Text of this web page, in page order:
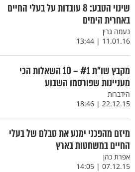
שינוי הטבע: 8 עובדות על בעלי החיים
באחרית הימים
נעמה גרין
11.01.16 | 13:44
מקבץ שו"ת #1 – 10 השאלות הכי
מעניינות שפורסמו השבוע
הידברות
22.12.15 | 18:46
מיזם מהפכני ימנע את סבלם של בעלי
החיים במשחטות בארץ
אפרת כהן
07.12.15 | 14:05